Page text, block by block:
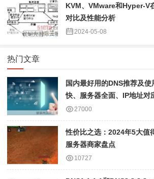
KVM、VMware和Hyper-V
对比及性能分析
2024-05-08
热门文章
国内最好用的DNS推荐及
快、服务器全面、IP地址对
27000
性价比之选：2024年5大值
服务器商家盘点
10727